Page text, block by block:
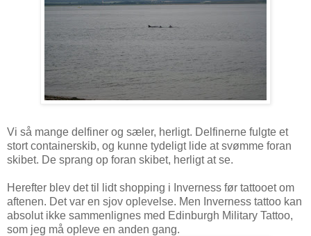
Vi så mange delfiner og sæler, herligt. Delfinerne fulgte et
stort containerskib, og kunne tydeligt lide at svømme foran
skibet. De sprang op foran skibet, herligt at se.
Herefter blev det til lidt shopping i Inverness før tattooet om
aftenen. Det var en sjov oplevelse. Men Inverness tattoo kan
absolut ikke sammenlignes med Edinburgh Military Tattoo,
som jeg må opleve en anden gang.